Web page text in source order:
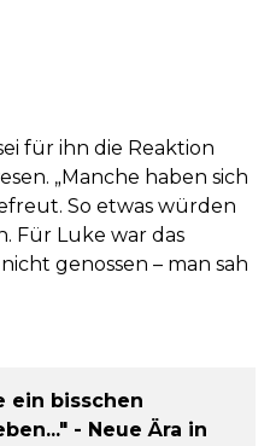
für ihn die Reaktion
„Manche haben sich
So etwas würden
Für Luke war das
genossen – man sah
ein bisschen
- Neue Ära in